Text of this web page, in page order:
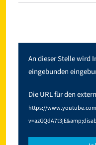
An dieser Stelle wird
eingebunden
Die URL für den
https://